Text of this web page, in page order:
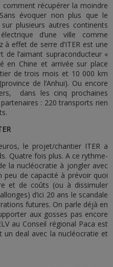
récupérer la moindre
évoquer non plus que le
plusieurs autres continents
d’une ville comme
effet de serre d’ITER est une
de l’aimant supraconducteur «
en Chine et arrivée sur place
de trois mois et 10 000 km
de l’Anhui). Ou encore
dans les cinq prochaines
: 220 transports rien
le projet/chantier ITER a
Quatre fois plus. A ce rythme-
la nucléocratie à jongler avec
peu de capacité à prévoir quoi
et de coûts (ou à dissimuler
d’ici 20 ans le scandale
futures. On parle déjà en
aux gosses pas encore
au Conseil régional Paca est
un deal avec la nucléocratie et